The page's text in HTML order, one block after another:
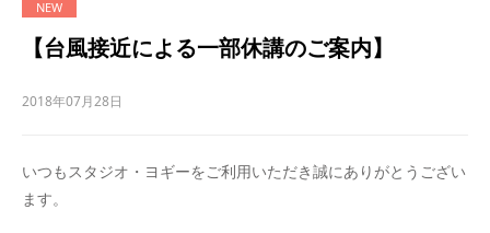
【台風接近による一部休講のご案内】
2018年07月28日
いつもスタジオ・ヨギーをご利用いただき誠にありがとうござい
ます。